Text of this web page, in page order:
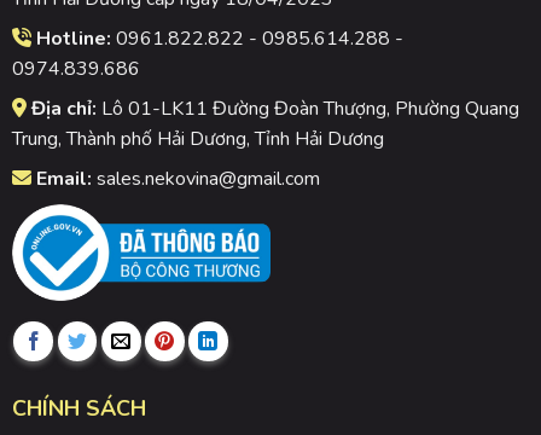
Hotline: 0961.822.822 - 0985.614.288 -
0974.839.686
Địa chỉ: Lô 01-LK11 Đường Đoàn Thượng, Phường Quang
Trung, Thành phố Hải Dương, Tỉnh Hải Dương
Email: sales.nekovina@gmail.com
CHÍNH SÁCH